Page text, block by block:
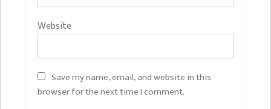
Website
Save my name, email, and website in this
browser for the next time I comment.